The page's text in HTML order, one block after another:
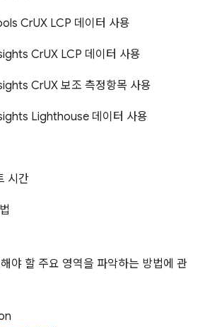
CrUX LCP 데이터 사용
CrUX LCP 데이터 사용
CrUX 보조 측정항목 사용
Lighthouse 데이터 사용
시간
야 할 주요 영역을 파악하는 방법에 관